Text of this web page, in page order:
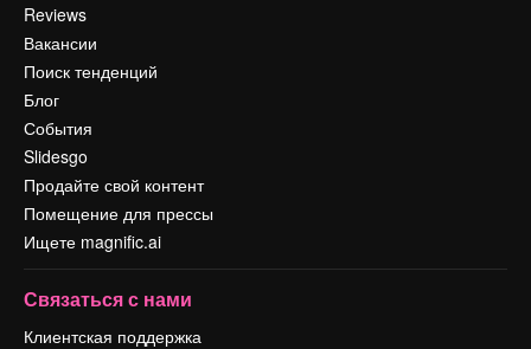
Reviews
Вакансии
Поиск тенденций
Блог
События
Slidesgo
Продайте свой контент
Помещение для прессы
Ищете magnific.ai
Связаться с нами
Клиентская поддержка